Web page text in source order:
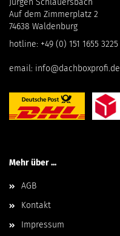
Jürgen Schlauersbach
Auf dem Zimmerplatz 2
74638 Waldenburg
hotline: +49 (0) 151 1655 3225
email: info@dachboxprofi.de
Mehr über ...
AGB
Kontakt
Impressum